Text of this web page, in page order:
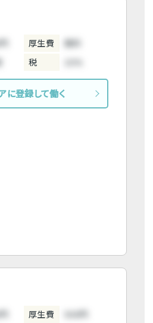
厚生費
無料
税
に登録して働く
厚生費